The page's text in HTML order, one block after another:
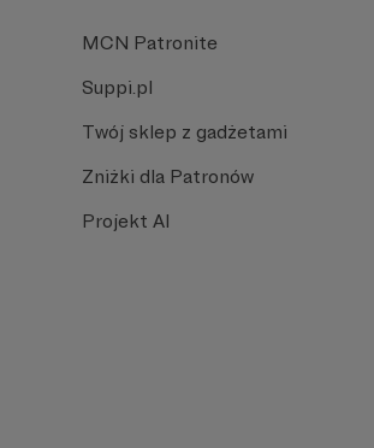
MCN Patronite
Suppi.pl
Twój sklep z gadżetami
Zniżki dla Patronów
Projekt AI